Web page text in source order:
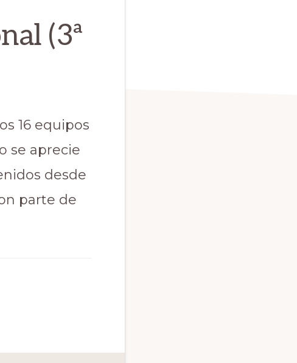
(3ª
16 equipos
se aprecie
desde
parte de